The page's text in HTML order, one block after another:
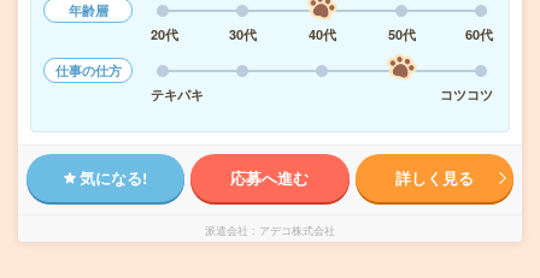
年齢層
20代
30代 40代 50代
60代
仕事の仕方
テキパキ
コツコツ
気になる! 応募へ進む 詳しく見る
派遣会社 アデコ株式会社